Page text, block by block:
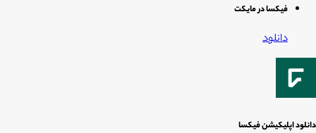
فیکسا در مایکت
دانلود
دانلود اپلیکیشن فیکسا